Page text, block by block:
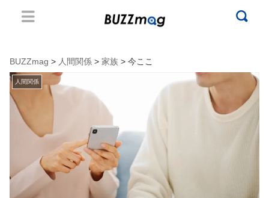
BUZZmag > 人間関係 > 家族 > 今ここ
人間関係